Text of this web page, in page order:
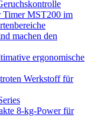
Timer MST200 im
machen den
ergonomische
Werkstoff für
8-kg-Power für